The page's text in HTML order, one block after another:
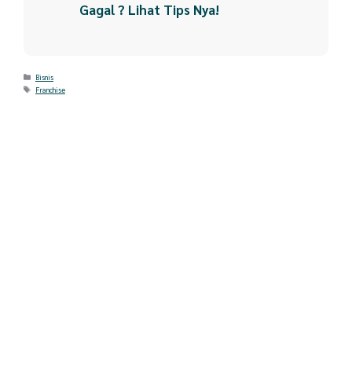
Gagal ? Lihat Tips Nya!
Categories
Bisnis
Tags
Franchise